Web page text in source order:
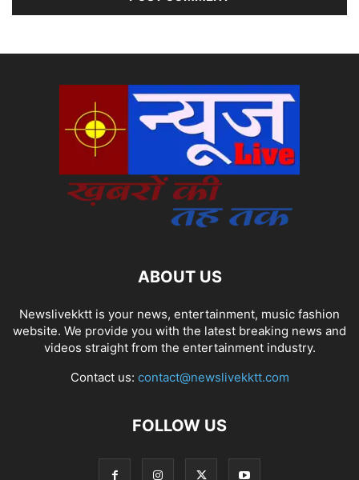
ABOUT US
Newslivekktt is your news, entertainment, music fashion
website. We provide you with the latest breaking news and
videos straight from the entertainment industry.
Contact us: contact@newslivekktt.com
FOLLOW US